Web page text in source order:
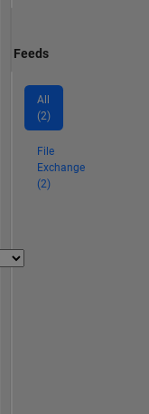
Feeds
All
(2)
File
Exchange
(2)